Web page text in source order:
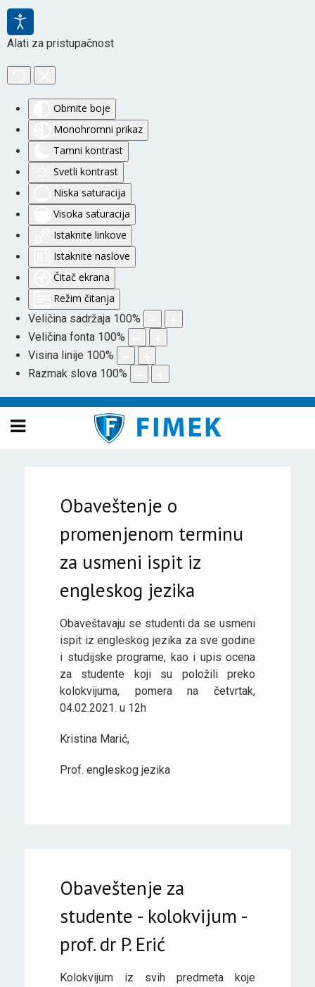
Alati za pristupačnost
Obrnite boje
Monohromni prikaz
Tamni kontrast
Svetli kontrast
Niska saturacija
Visoka saturacija
Istaknite linkove
Istaknite naslove
Čitač ekrana
Režim čitanja
Veličina sadržaja 100%
Veličina fonta 100%
Visina linije 100%
Razmak slova 100%
Obaveštenje o
promenjenom terminu
za usmeni ispit iz
engleskog jezika
Obaveštavaju se studenti da se usmeni
ispit iz engleskog jezika za sve godine
i studijske programe, kao i upis ocena
za studente koji su položili preko
kolokvijuma, pomera na četvrtak,
04.02.2021. u 12h
Kristina Marić,
Prof. engleskog jezika
Obaveštenje za
studente - kolokvijum -
prof. dr P. Erić
Kolokvijum iz svih predmeta koje